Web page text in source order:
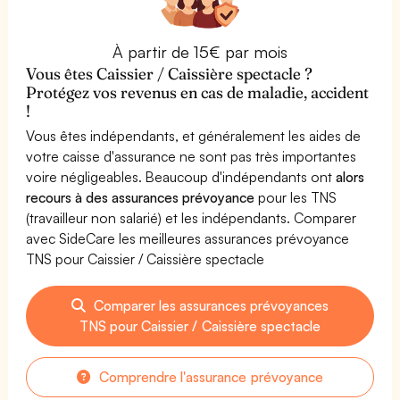
À partir de 15€ par mois
Vous êtes Caissier / Caissière spectacle ?
Protégez vos revenus en cas de maladie, accident
!
Vous êtes indépendants, et généralement les aides de
votre caisse d'assurance ne sont pas très importantes
voire négligeables. Beaucoup d'indépendants ontalors
recours à des assurances prévoyance pour les TNS
(travailleur non salarié) et les indépendants. Comparer
avec SideCare les meilleures assurances prévoyance
TNS pour Caissier / Caissière spectacle
Comparer les assurances prévoyances
TNS pour Caissier / Caissière spectacle
Comprendre l'assurance prévoyance